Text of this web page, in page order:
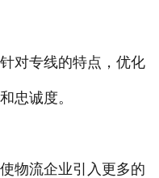
对专线的特点，优化
忠诚度。
物流企业引入更多的